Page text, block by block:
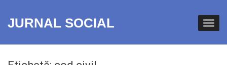
JURNAL SOCIAL